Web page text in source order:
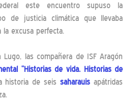
este encuentro supuso la
de justicia climática que llevaba
excusa perfecta.
las compañera de ISF Aragón
“Historias de vida. Historias de
historia de seissaharauis apátridas